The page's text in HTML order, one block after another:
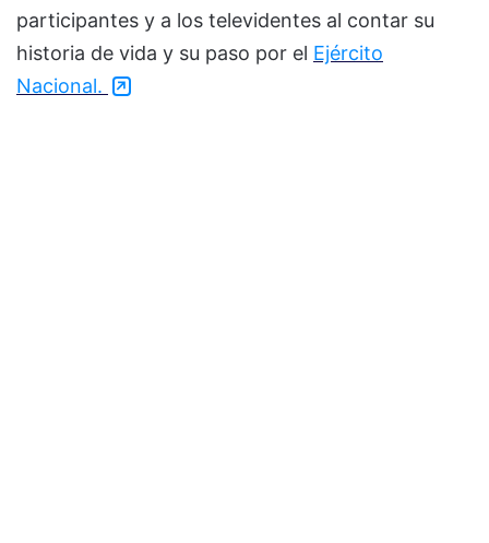
participantes y a los televidentes al contar su
historia de vida y su paso por el Ejército
Nacional.